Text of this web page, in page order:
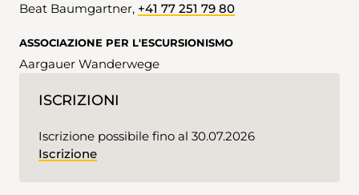
Beat Baumgartner, +41 77 251 79 80
ASSOCIAZIONE PER L'ESCURSIONISMO
Aargauer Wanderwege
ISCRIZIONI
Iscrizione possibile fino al 30.07.2026
Iscrizione